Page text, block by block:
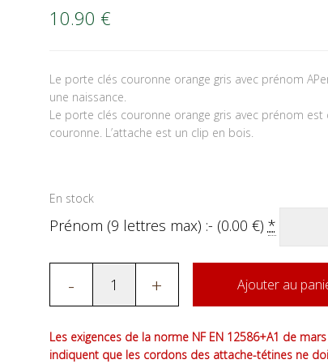
10.90 €
Le porte clés couronne orange gris avec prénom
une naissance.
Le porte clés couronne orange gris avec prénom
couronne. L’attache est un clip en bois.
En stock
Prénom (9 lettres max) :- (0.00 €) *
- + Ajouter au
Les exigences de la norme NF EN 12586+A1 de
indiquent que les cordons des attache-tétines ne